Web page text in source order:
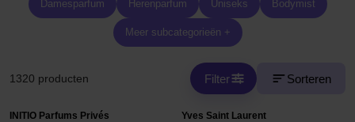
Damesparfum Herenparfum Uniseks Bodymist
Meer subcategorieën +
1320 producten Filter Sorteren
INITIO Parfums Privés Yves Saint Laurent